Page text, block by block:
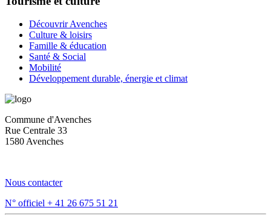
Découvrir Avenches
Culture & loisirs
Famille & éducation
Santé & Social
Mobilité
Développement durable, énergie et climat
Commune d'Avenches
Rue Centrale 33
1580 Avenches
Nous contacter
N° officiel + 41 26 675 51 21